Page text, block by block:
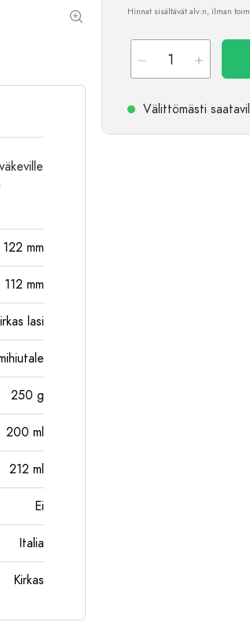
Hinnat sisältävät alv:n, ilman
Välittömästi
122 mm
112 mm
lasi
250 g
200 ml
212 ml
Ei
Italia
Kirkas